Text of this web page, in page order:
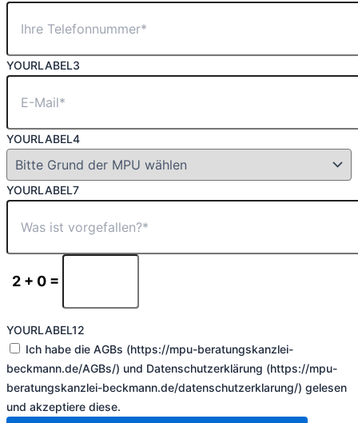
YOURLABEL3
YOURLABEL4
YOURLABEL7
2 + 0 =
YOURLABEL12
Ich habe die AGBs (https://mpu-beratungskanzlei-
beckmann.de/AGBs/) und Datenschutzerklärung (https://mpu-
beratungskanzlei-beckmann.de/datenschutzerklarung/) gelesen
und akzeptiere diese.